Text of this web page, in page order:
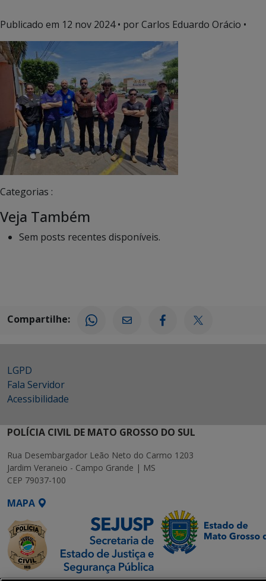
Publicado em 12 nov 2024• por Carlos Eduardo Orácio •
Categorias :
Veja Também
Sem posts recentes disponíveis.
Compartilhe:
LGPD
Fala Servidor
Acessibilidade
POLÍCIA CIVIL DE MATO GROSSO DO SUL
Rua Desembargador Leão Neto do Carmo 1203
Jardim Veraneio - Campo Grande | MS
CEP 79037-100
MAPA